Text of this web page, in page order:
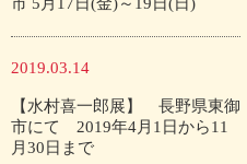
2019.03.14
【水村喜一郎展】 長野県東御
市にて 2019年4月1日から11
月30日まで